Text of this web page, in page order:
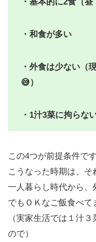
・和食が多い
・外食は少ない（
😅）
・1汁3菜に拘らな
この4つが前提条件です
こうなった時期は、そ
一人暮らし時代から
でもＯＫなご飯食べて
（実家生活では１汁
ので）